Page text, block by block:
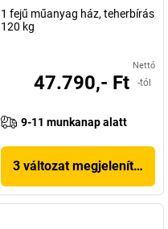
1 fejű műanyag ház, teherbírás
120 kg
Nettó
47.790,- Ft -tól
9-11 munkanap alatt
3 változat megjelenítése